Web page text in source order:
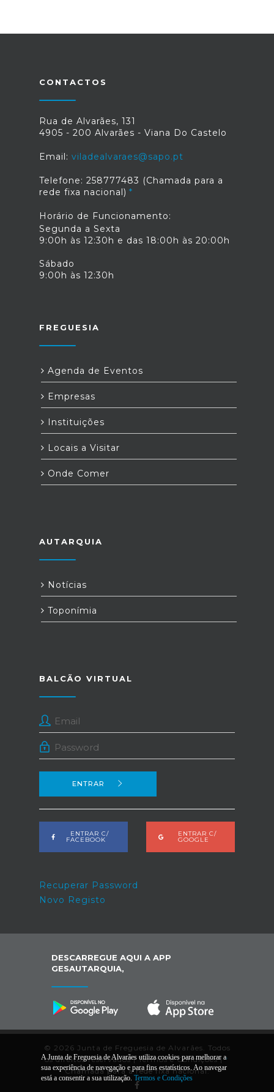
CONTACTOS
Rua de Alvarães, 131
4905 - 200 Alvarães - Viana Do Castelo
Email: viladealvaraes@sapo.pt
Telefone: 258777483 (Chamada para a
rede fixa nacional)
Horário de Funcionamento:
Segunda a Sexta
9:00h às 12:30h e das 18:00h às 20:00h
Sábado
9:00h às 12:30h
FREGUESIA
Agenda de Eventos
Empresas
Instituições
Locais a Visitar
Onde Comer
AUTARQUIA
Notícias
Toponímia
BALCÃO VIRTUAL
ENTRAR
ENTRAR C/
FACEBOOK
ENTRAR C/
GOOGLE
Recuperar Password
Novo Registo
DESCARREGUE AQUI A APP
GESAUTARQUIA,
© 2026 Junta de Freguesia de Alvarães. Todos
os direitos reservados |Termos e Condições|*
Chamada para a rede fixa nacional.
A Junta de Freguesia de Alvarães utiliza cookies para melhorar a
sua experiência de navegação e para fins estatísticos. Ao navegar
está a consentir a sua utilização. Termos e Condições